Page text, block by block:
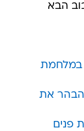
הבא
במלחמת
את
פנים